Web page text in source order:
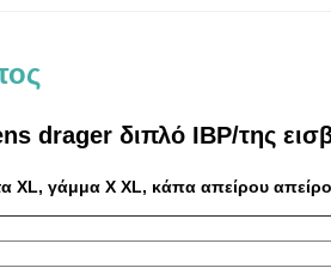
drager διπλό IBP/της
XL, γάμμα Χ XL, κάπα απείρου